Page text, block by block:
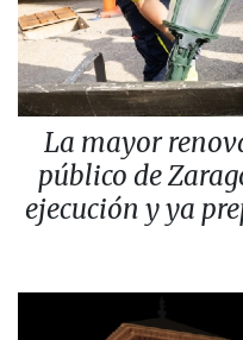
La mayor
público de
ejecución y ya